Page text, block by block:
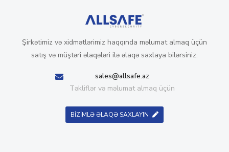
Şirkətimiz və xidmətlərimiz haqqında məlumat almaq üçün
satış və müştəri əlaqələri ilə əlaqə saxlaya bilərsiniz.
sales@allsafe.az
Təkliflər və məlumat almaq üçün
BİZİMLƏ ƏLAQƏ SAXLAYIN